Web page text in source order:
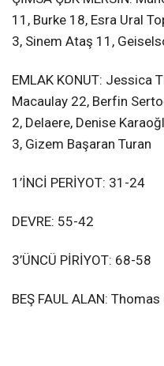
11, Burke 18, Esra Ural
3, Sinem Ataş 11,
EMLAK KONUT: Jessica
Macaulay 22, Berfin
2, Delaere, Denise
3, Gizem Başaran Turan
1’İNCİ PERİYOT: 31-24
DEVRE: 55-42
3’ÜNCÜ PİRİYOT: 68-58
BEŞ FAUL ALAN: